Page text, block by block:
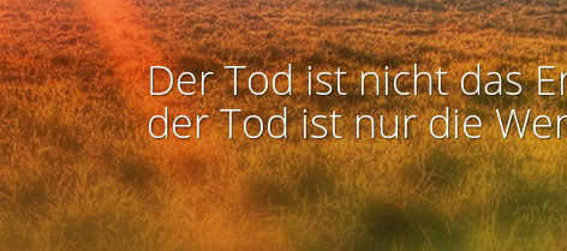
Der Tod ist nicht das
der Tod ist nur die